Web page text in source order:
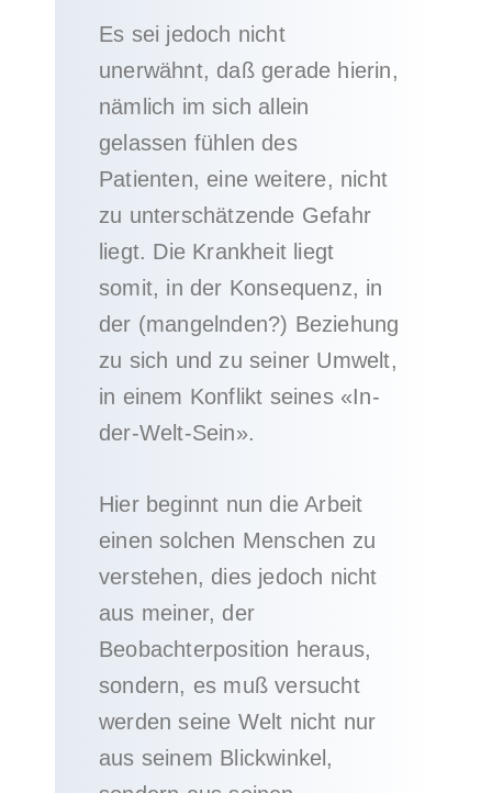
Es sei jedoch nicht
unerwähnt, daß gerade hierin,
nämlich im sich allein
gelassen fühlen des
Patienten, eine weitere, nicht
zu unterschätzende Gefahr
liegt. Die Krankheit liegt
somit, in der Konsequenz, in
der (mangelnden?) Beziehung
zu sich und zu seiner Umwelt,
in einem Konflikt seines «In-
der-Welt-Sein».
Hier beginnt nun die Arbeit
einen solchen Menschen zu
verstehen, dies jedoch nicht
aus meiner, der
Beobachterposition heraus,
sondern, es muß versucht
werden seine Welt nicht nur
aus seinem Blickwinkel,